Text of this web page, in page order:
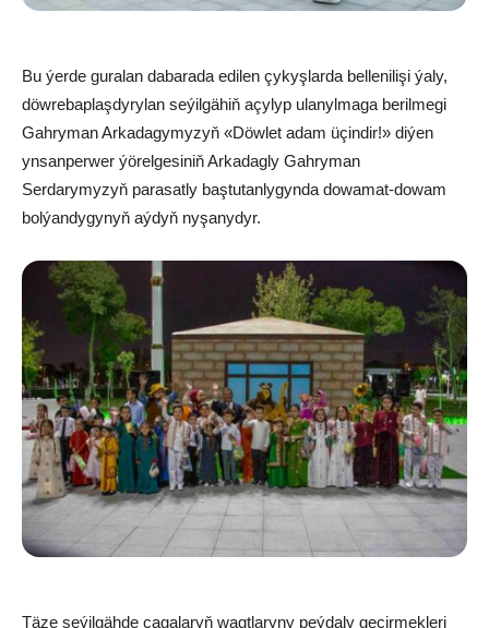
Bu ýerde guralan dabarada edilen çykyşlarda bellenilişi ýaly,
döwrebaplaşdyrylan seýilgähiň açylyp ulanylmaga berilmegi
Gahryman Arkadagymyzyň «Döwlet adam üçindir!» diýen
ynsanperwer ýörelgesiniň Arkadagly Gahryman
Serdarymyzyň parasatly baştutanlygynda dowamat-dowam
bolýandygynyň aýdyň nyşanydyr.
Täze seýilgähde çagalaryň wagtlaryny peýdaly geçirmekleri